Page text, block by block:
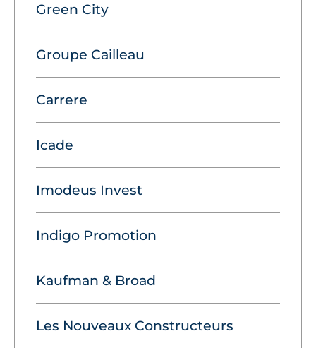
Green City
Groupe Cailleau
Carrere
Icade
Imodeus Invest
Indigo Promotion
Kaufman & Broad
Les Nouveaux Constructeurs